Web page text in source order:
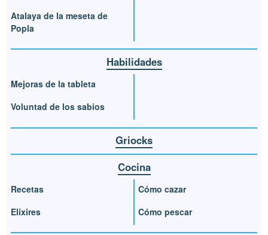
Atalaya de la meseta de
Popla
Habilidades
Mejoras de la tableta
Voluntad de los sabios
Griocks
Cocina
Recetas
Elixires
Cómo cazar
Cómo pescar